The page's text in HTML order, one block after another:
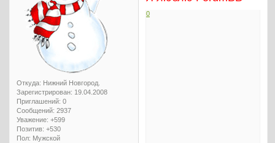
Откуда: Нижний Новгород.
Зарегистрирован: 19.04.2008
Приглашений: 0
Сообщений: 2937
Уважение: +599
Позитив: +530
Пол: Мужской
0